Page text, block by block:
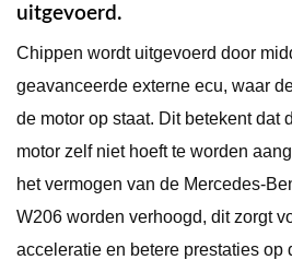
uitgevoerd.
Chippen wordt uitgevoerd door
geavanceerde externe ecu, waar
de motor op staat. Dit betekent dat
motor zelf niet hoeft te worden
het vermogen van de Mercedes-
W206 worden verhoogd, dit zorgt
acceleratie en betere prestaties op